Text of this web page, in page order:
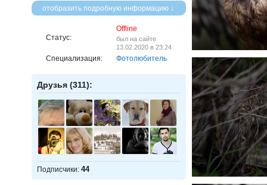
отобразить подробную информацию ↓
Статус:
Offline
был на сайте
13.02.2020 в 23:24
Специализация: Фотолюбитель
Друзья (311):
Подписчики:44